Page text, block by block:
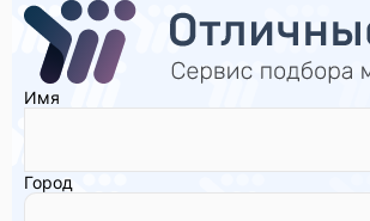
Имя
Город